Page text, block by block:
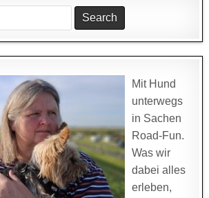
Mit Hund
unterwegs
in Sachen
Road-Fun.
Was wir
dabei alles
erleben,